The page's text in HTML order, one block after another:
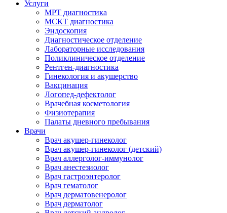
Услуги
МРТ диагностика
МСКТ диагностика
Эндоскопия
Диагностическое отделение
Лабораторные исследования
Поликлиническое отделение
Рентген-диагностика
Гинекология и акушерство
Вакцинация
Логопед-дефектолог
Врачебная косметология
Физиотерапия
Палаты дневного пребывания
Врачи
Врач акушер-гинеколог
Врач акушер-гинеколог (детский)
Врач аллерголог-иммунолог
Врач анестезиолог
Врач гастроэнтеролог
Врач гематолог
Врач дерматовенеролог
Врач дерматолог